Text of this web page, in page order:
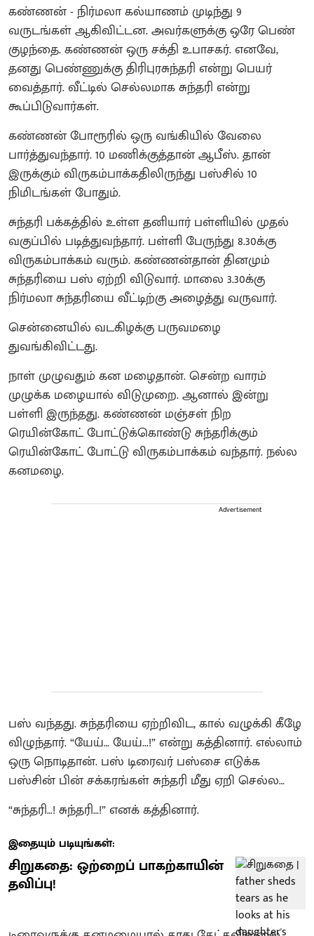
கண்ணன் - நிர்மலா கல்யாணம் முடிந்து 9
வருடங்கள் ஆகிவிட்டன. அவர்களுக்கு ஒரே பெண்
குழந்தை. கண்ணன் ஒரு சக்தி உபாசகர். எனவே,
தனது பெண்ணுக்கு திரிபுரசுந்தரி என்று பெயர்
வைத்தார். வீட்டில் செல்லமாக சுந்தரி என்று
கூப்பிடுவார்கள்.
கண்ணன் போரூரில் ஒரு வங்கியில் வேலை
பார்த்துவந்தார். 10 மணிக்குத்தான் ஆபீஸ். தான்
இருக்கும் விருகம்பாக்கதிலிருந்து பஸ்சில் 10
நிமிடங்கள் போதும்.
சுந்தரி பக்கத்தில் உள்ள தனியார் பள்ளியில் முதல்
வகுப்பில் படித்துவந்தார். பள்ளி பேருந்து 8.30க்கு
விருகம்பாக்கம் வரும். கண்ணன்தான் தினமும்
சுந்தரியை பஸ் ஏற்றி விடுவார். மாலை 3.30க்கு
நிர்மலா சுந்தரியை வீட்டிற்கு அழைத்து வருவார்.
சென்னையில் வடகிழக்கு பருவமழை
துவங்கிவிட்டது.
நாள் முழுவதும் கன மழைதான். சென்ற வாரம்
முழுக்க மழையால் விடுமுறை. ஆனால் இன்று
பள்ளி இருந்தது. கண்ணன் மஞ்சள் நிற
ரெயின்கோட் போட்டுக்கொண்டு சுந்தரிக்கும்
ரெயின்கோட் போட்டு விருகம்பாக்கம் வந்தார். நல்ல
கனமழை.
Advertisement
பஸ் வந்தது. சுந்தரியை ஏற்றிவிட, கால் வழுக்கி கீழே
விழுந்தார். “யேய்… யேய்...!” என்று கத்தினார். எல்லாம்
ஒரு நொடிதான். பஸ் டிரைவர் பஸ்சை எடுக்க
பஸ்சின் பின் சக்கரங்கள் சுந்தரி மீது ஏறி செல்ல…
“சுந்தரி…! சுந்தரி…!” எனக் கத்தினார்.
இதையும் படியுங்கள்:
சிறுகதை: ஒற்றைப் பாகற்காயின்
தவிப்பு!